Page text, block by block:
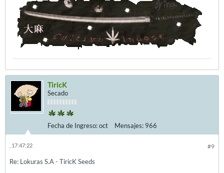
TiricK
Secado
Fecha de Ingreso:oct Mensajes: 966
#9
, 17:47:22
Re: Lokuras S.A - TiricK Seeds